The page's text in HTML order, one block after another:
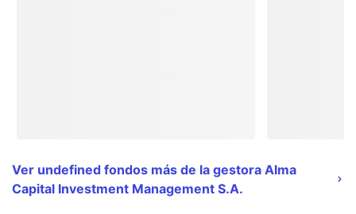
Ver undefined fondos más de la gestora Alma
Capital Investment Management S.A.